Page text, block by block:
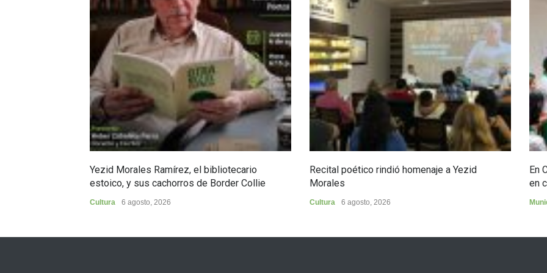
Yezid Morales Ramírez, el bibliotecario
estoico, y sus cachorros de Border Collie
Cultura 6 agosto, 2026
Recital poético rindió homenaje a Yezid
Morales
Cultura 6 agosto, 2026
En
en